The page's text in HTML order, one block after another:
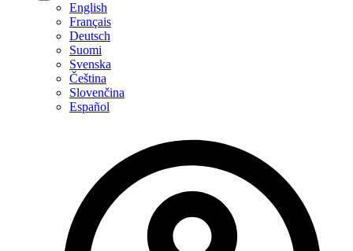
English
Français
Deutsch
Suomi
Svenska
Čeština
Slovenčina
Español